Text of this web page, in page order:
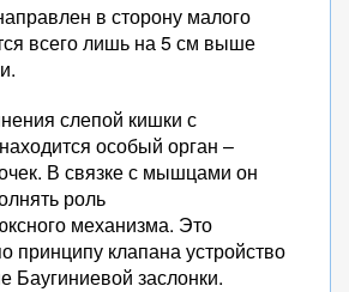
в сторону малого
всего лишь на 5 см выше
слепой кишки с
особый орган –
В связке с мышцами он
роль
механизма. Это
принципу клапана устройство
Баугиниевой заслонки.